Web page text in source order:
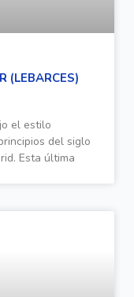
(LEBARCES)
el estilo
del siglo
Esta última